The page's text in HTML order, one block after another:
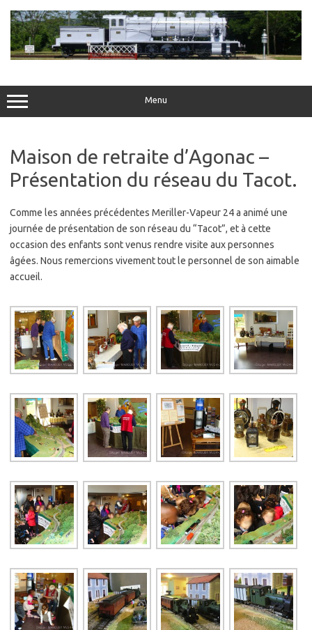
content
Menu
Maison de retraite d’Agonac –
Présentation du réseau du Tacot.
Comme les années précédentes Meriller-Vapeur 24 a animé une
journée de présentation de son réseau du “Tacot”, et à cette
occasion des enfants sont venus rendre visite aux personnes
âgées. Nous remercions vivement tout le personnel de son aimable
accueil.